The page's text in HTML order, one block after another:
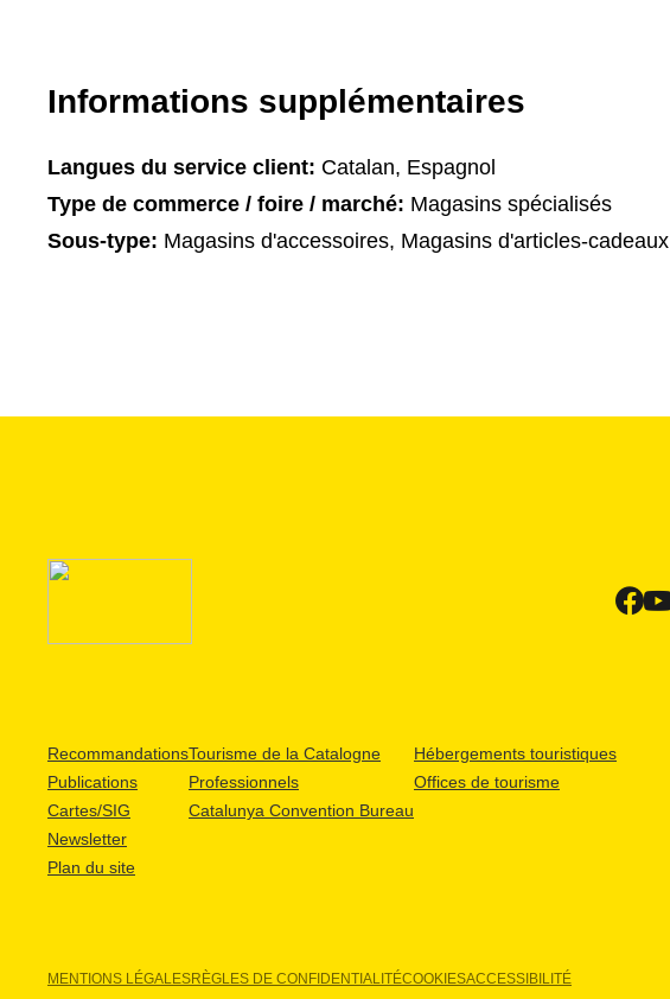
Informations supplémentaires
Langues du service client: Catalan, Espagnol
Type de commerce / foire / marché: Magasins spécialisés
Sous-type: Magasins d'accessoires, Magasins d'articles-cadeaux
Recommandations
Publications
Cartes/SIG
Newsletter
Plan du site
Tourisme de la Catalogne
Professionnels
Catalunya Convention Bureau
Hébergements touristiques
Offices de tourisme
MENTIONS LÉGALESRÈGLES DE CONFIDENTIALITÉCOOKIESACCESSIBILITÉ